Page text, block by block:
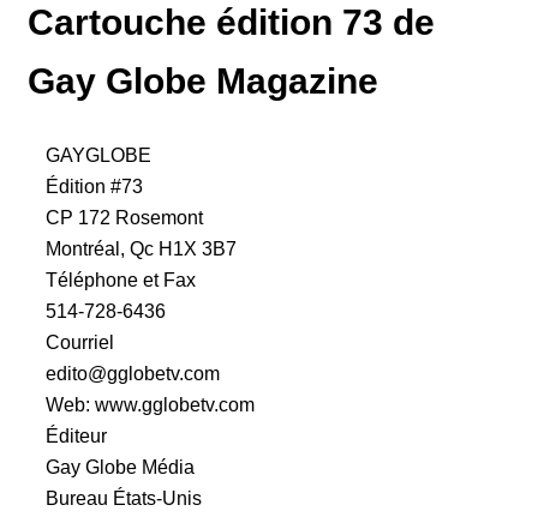
Cartouche édition 73 de
Gay Globe Magazine
GAYGLOBE
Édition #73
CP 172 Rosemont
Montréal, Qc H1X 3B7
Téléphone et Fax
514-728-6436
Courriel
edito@gglobetv.com
Web: www.gglobetv.com
Éditeur
Gay Globe Média
Bureau États-Unis